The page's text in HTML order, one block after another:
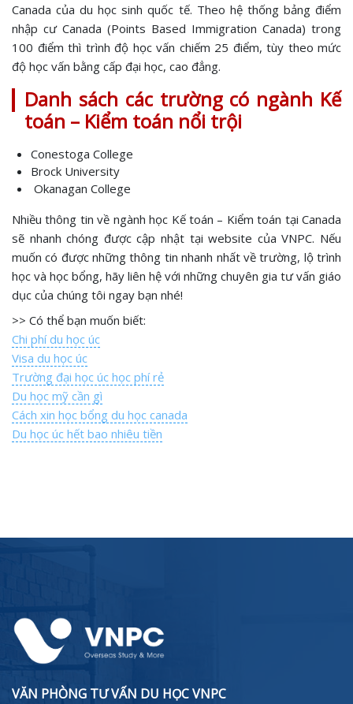
Canada của du học sinh quốc tế. Theo hệ thống bảng điểm
nhập cư Canada (Points Based Immigration Canada) trong
100 điểm thì trình độ học vấn chiếm 25 điểm, tùy theo mức
độ học vấn bằng cấp đại học, cao đẳng.
Danh sách các trường có ngành Kế
toán – Kiểm toán nổi trội
Conestoga College
Brock University
Okanagan College
Nhiều thông tin về ngành học Kế toán – Kiểm toán tại Canada
sẽ nhanh chóng được cập nhật tại website của VNPC. Nếu
muốn có được những thông tin nhanh nhất về trường, lộ trình
học và học bổng, hãy liên hệ với những chuyên gia tư vấn giáo
dục của chúng tôi ngay bạn nhé!
>> Có thể bạn muốn biết:
Chi phí du học úc
Visa du học úc
Trường đại học úc học phí rẻ
Du học mỹ cần gì
Cách xin học bổng du học canada
Du học úc hết bao nhiêu tiền
VĂN PHÒNG TƯ VẤN DU HỌC VNPC